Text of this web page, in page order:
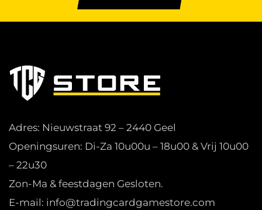
Adres: Nieuwstraat 92 – 2440 Geel
Openingsuren: Di-Za 10u00u – 18u00 & Vrij 10u00
– 22u30
Zon-Ma & feestdagen Gesloten.
E-mail: info@tradingcardgamestore.com